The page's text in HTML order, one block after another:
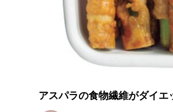
アスパラの食物繊維がダイエ